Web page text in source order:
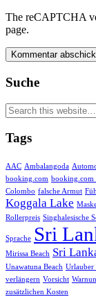
The reCAPTCHA
page.
Suche
Tags
AAC Ambalangoda
booking.com booking.com
Colombo falsche Armut
Koggala Lake
Rollerpreis Singhalesische
Sprache Sri
Mirissa Beach Sri
Unawatuna Beach Urlauber
verlängern Vorsicht
zusätzlichen Kosten